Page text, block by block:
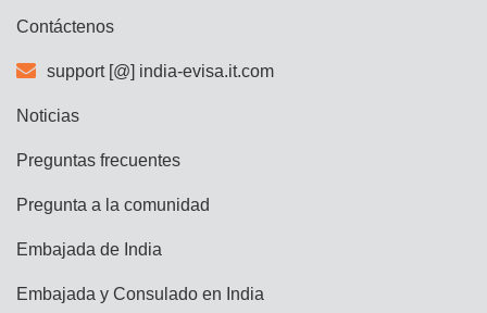
Contáctenos
support [@] india-evisa.it.com
Noticias
Preguntas frecuentes
Pregunta a la comunidad
Embajada de India
Embajada y Consulado en India